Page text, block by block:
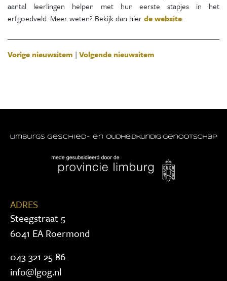
aantal leerlingen helpen met hun eerste stapjes in het
erfgoedveld. Meer weten? Bekijk dan hierde website.
Vorige nieuwsitem | Volgende nieuwsitem
ADRES
Steegstraat 5
6041 EA Roermond
043 321 25 86
info@lgog.nl